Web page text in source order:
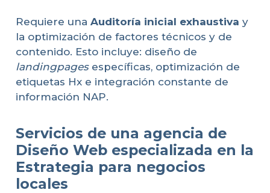
Requiere una Auditoría inicial exhaustiva y
la optimización de factores técnicos y de
contenido. Esto incluye: diseño de
landingpagesespecíficas, optimización de
etiquetas Hx e integración constante de
información NAP.
Servicios de una agencia de
Diseño Web especializada en la
Estrategia para negocios
locales